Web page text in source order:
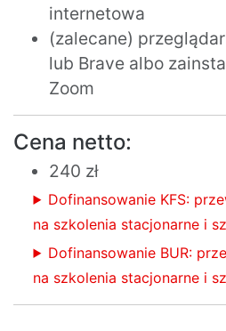
internetowa
(zalecane)
lub Brave albo
Zoom
Cena netto:
240 zł
Dofinansowanie KFS:
na szkolenia stacjonarne i
Dofinansowanie BUR:
na szkolenia stacjonarne i